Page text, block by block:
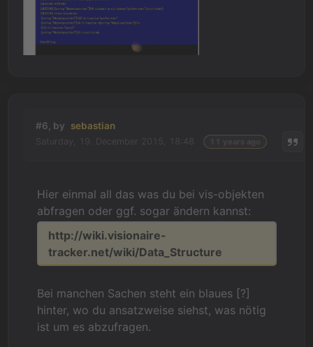
#6, by sebastian
Hier einmal all das was du bei vis-objekten
abfragen oder ggf. sogar ändern kannst:
http://wiki.visionaire-
tracker.net/wiki/Data_Structure
Bei manchen Sachen steht ein blaues [?]
hinter, wo du ansatzweise siehst, was nötig
ist um es abzufragen.